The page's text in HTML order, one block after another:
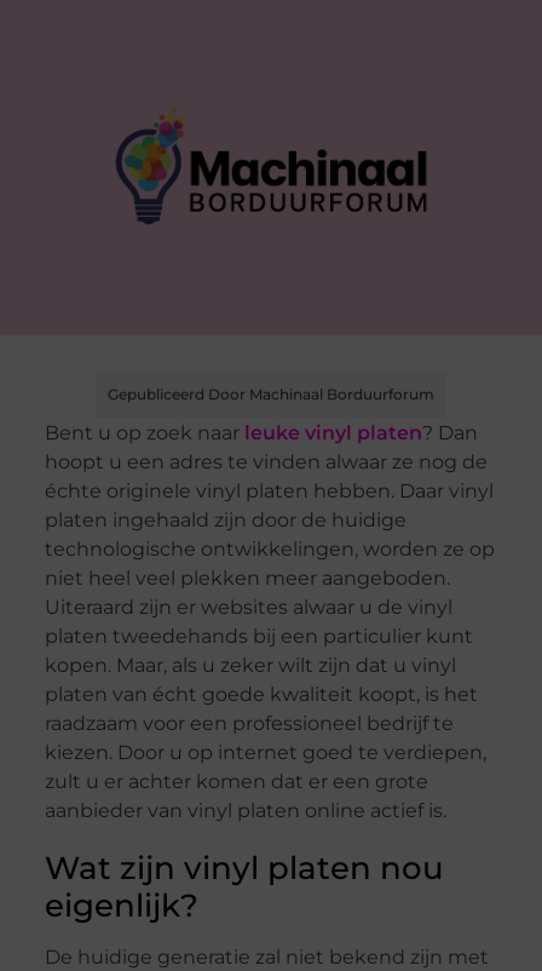
Gepubliceerd Door Machinaal Borduurforum
Bent u op zoek naarleuke vinyl platen? Dan
hoopt u een adres te vinden alwaar ze nog de
échte originele vinyl platen hebben. Daar vinyl
platen ingehaald zijn door de huidige
technologische ontwikkelingen, worden ze op
niet heel veel plekken meer aangeboden.
Uiteraard zijn er websites alwaar u de vinyl
platen tweedehands bij een particulier kunt
kopen. Maar, als u zeker wilt zijn dat u vinyl
platen van écht goede kwaliteit koopt, is het
raadzaam voor een professioneel bedrijf te
kiezen. Door u op internet goed te verdiepen,
zult u er achter komen dat er een grote
aanbieder van vinyl platen online actief is.
Wat zijn vinyl platen nou
eigenlijk?
De huidige generatie zal niet bekend zijn met